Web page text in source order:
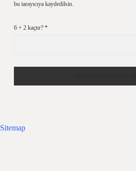
bu tarayıcıya kaydedilsin.
6 + 2 kaçtır? *
Sitemap